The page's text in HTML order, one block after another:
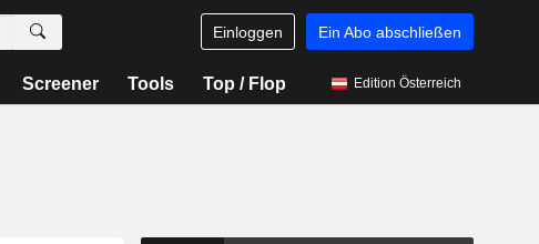
Einloggen Ein Abo abschließen
Screener Tools Top / Flop Edition Österreich